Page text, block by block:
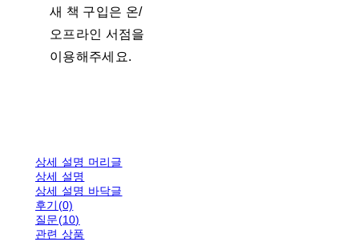
새 책 구입은 온/
오프라인 서점을
이용해주세요.
상세 설명 머리글
상세 설명
상세 설명 바닥글
후기(0)
질문(10)
관련 상품